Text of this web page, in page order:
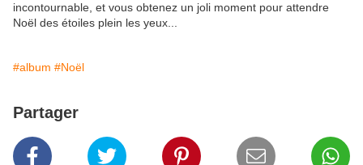
incontournable, et vous obtenez un joli moment pour attendre
Noël des étoiles plein les yeux...
#album #Noël
Partager